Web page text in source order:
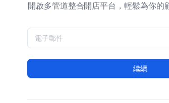
開啟多管道整合開店平台，輕鬆為你的
繼續